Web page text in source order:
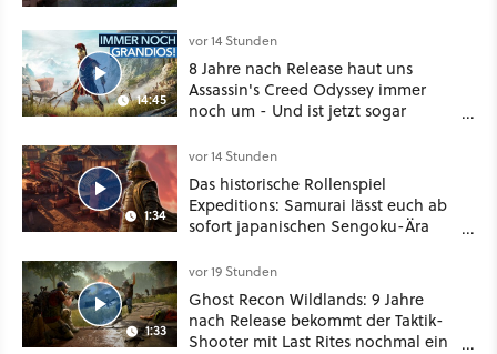
14:45
vor 14 Stunden
8 Jahre nach Release haut uns
Assassin's Creed Odyssey immer
noch um - Und ist jetzt sogar
1:34
vor 14 Stunden
Das historische Rollenspiel
Expeditions: Samurai lässt euch ab
sofort japanischen Sengoku-Ära
oder Diplomatie
1:33
vor 19 Stunden
Ghost Recon Wildlands: 9 Jahre
nach Release bekommt der Taktik-
Shooter mit Last Rites nochmal ein